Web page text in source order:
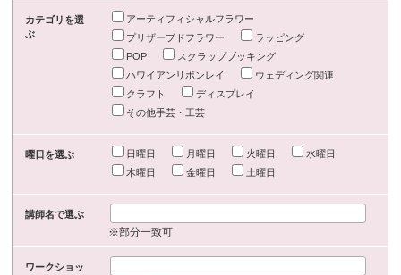
カテゴリを選
ぶ
アーティフィシャルフラワー
プリザーブドフラワー
ラッピング
POP
スクラップブッキング
ハワイアンリボンレイ
ウェディング関連
クラフト
ディスプレイ
その他手芸・工芸
曜日を選ぶ 日曜日 月曜日 火曜日
水曜日
木曜日
金曜日 土曜日
講師名で選ぶ
※部分一致可
ワークショッ